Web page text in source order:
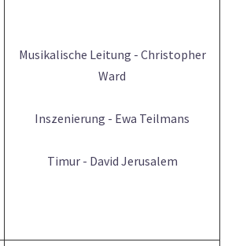
Musikalische Leitung - Christopher
Ward
Inszenierung - Ewa Teilmans
Timur - David Jerusalem